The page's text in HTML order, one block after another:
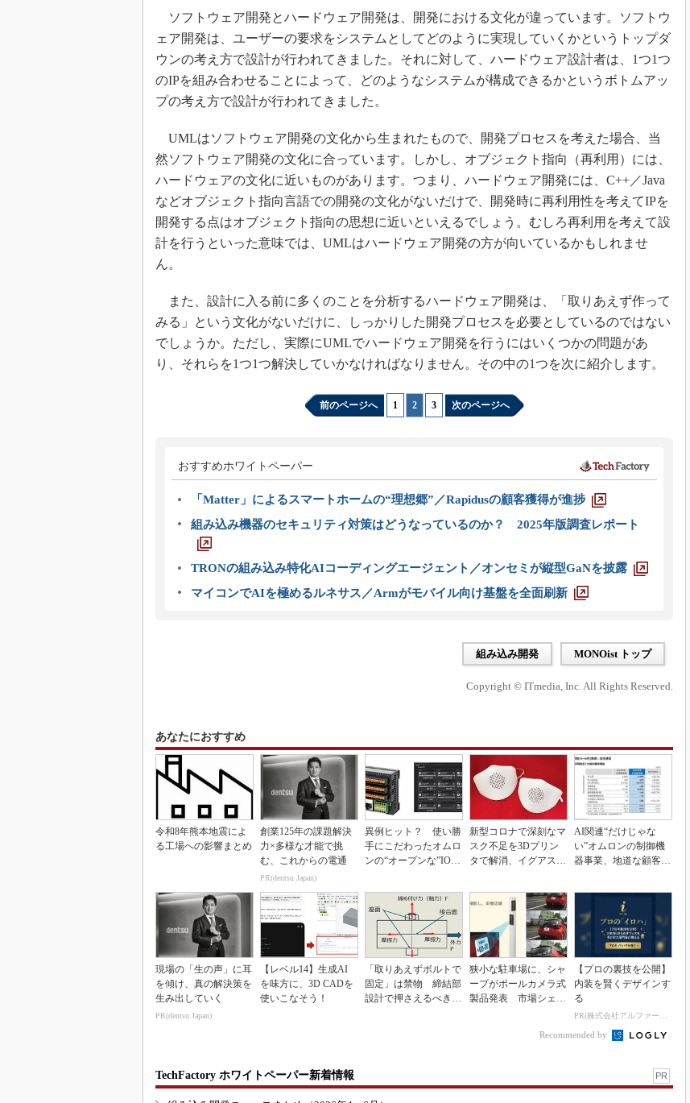
ソフトウェア開発とハードウェア開発は、開発における文化が違っています。ソフトウ
ェア開発は、ユーザーの要求をシステムとしてどのように実現していくかというトップダ
ウンの考え方で設計が行われてきました。それに対して、ハードウェア設計者は、1つ1つ
のIPを組み合わせることによって、どのようなシステムが構成できるかというボトムアッ
プの考え方で設計が行われてきました。
UMLはソフトウェア開発の文化から生まれたもので、開発プロセスを考えた場合、当
然ソフトウェア開発の文化に合っています。しかし、オブジェクト指向（再利用）には、
ハードウェアの文化に近いものがあります。つまり、ハードウェア開発には、C++／Java
などオブジェクト指向言語での開発の文化がないだけで、開発時に再利用性を考えてIPを
開発する点はオブジェクト指向の思想に近いといえるでしょう。むしろ再利用を考えて設
計を行うといった意味では、UMLはハードウェア開発の方が向いているかもしれませ
ん。
また、設計に入る前に多くのことを分析するハードウェア開発は、「取りあえず作って
みる」という文化がないだけに、しっかりした開発プロセスを必要としているのではない
でしょうか。ただし、実際にUMLでハードウェア開発を行うにはいくつかの問題があ
り、それらを1つ1つ解決していかなければなりません。その中の1つを次に紹介します。
前のページへ 1 2 3 次のページへ
おすすめホワイトペーパー
「Matter」によるスマートホームの“理想郷”／Rapidusの顧客獲得が進捗
組み込み機器のセキュリティ対策はどうなっているのか？ 2025年版調査レポート
TRONの組み込み特化AIコーディングエージェント／オンセミが縦型GaNを披露
マイコンでAIを極めるルネサス／Armがモバイル向け基盤を全面刷新
組み込み開発 MONOist トップ
Copyright © ITmedia, Inc. All Rights Reserved.
あなたにおすすめ
令和8年熊本地震によ
る工場への影響まとめ
創業125年の課題解決
力×多様な才能で挑
む、これからの電通
PR(dentsu Japan)
異例ヒット？ 使い勝
手にこだわったオムロ
ンの“オープンな”IO-L
新型コロナで深刻なマ
スク不足を3Dプリン
タで解消、イグアスが
AI関連“だけじゃな
い”オムロンの制御機
器事業、地道な顧客基
現場の「生の声」に耳
を傾け、真の解決策を
生み出していく
PR(dentsu Japan)
【レベル14】生成AI
を味方に、3D CADを
使いこなそう！
「取りあえずボルトで
固定」は禁物 締結部
設計で押さえるべき基
狭小な駐車場に、シャ
ープがポールカメラ式
製品発表 市場シェア
【プロの裏技を公開】
内装を賢くデザインす
る
PR(株式会社アルファーテクノ)
Recommended by
TechFactory ホワイトペーパー新着情報 PR